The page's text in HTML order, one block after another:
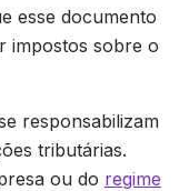
esse documento
impostos sobre o
responsabilizam
tributárias.
ou do regime